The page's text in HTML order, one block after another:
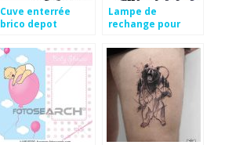
Cuve enterrée
brico depot
Lampe de
rechange pour